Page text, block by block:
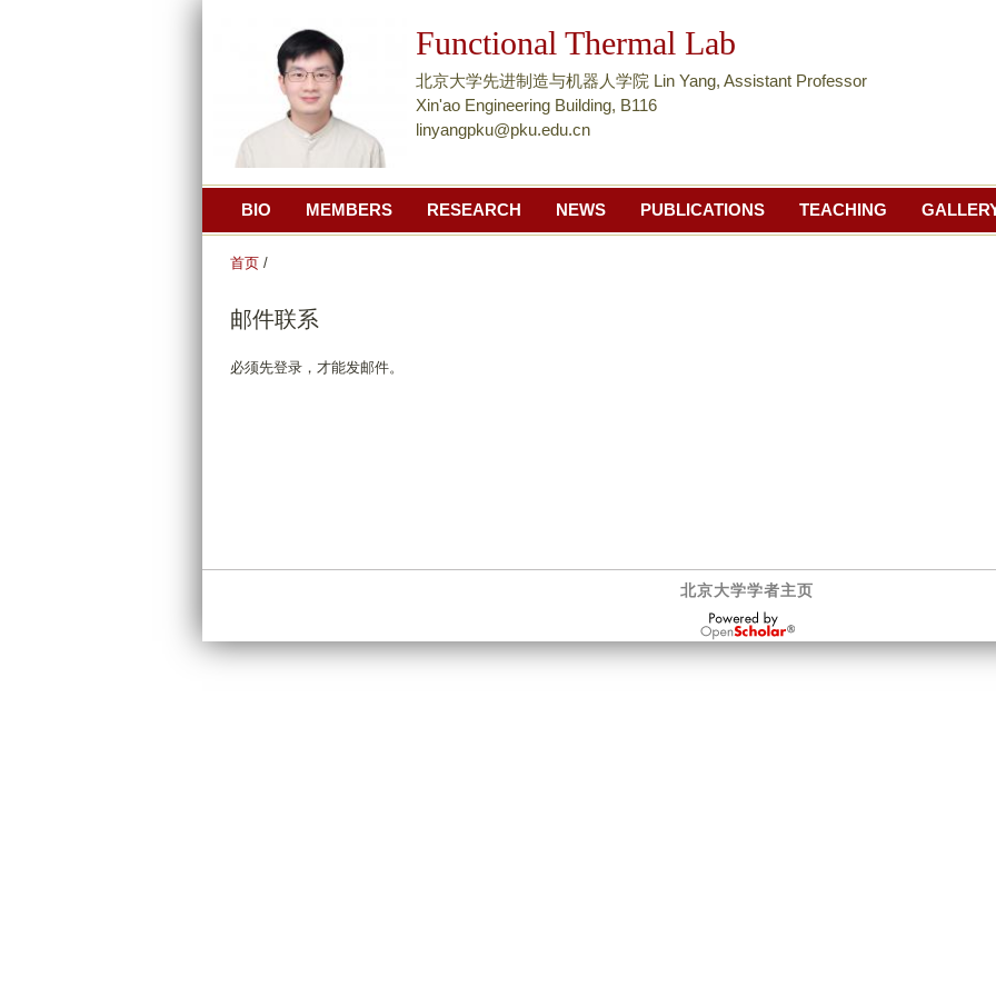
转
到
主
要
Functional Thermal Lab
北京大学先进制造与机器人学院 Lin Yang, Assistant Professor
Xin'ao Engineering Building, B116
linyangpku@pku.edu.cn
BIO MEMBERS RESEARCH NEWS PUBLICATIONS TEACHING
首页 /
邮件联系
必须先登录，才能发邮件。
北京大学学者主页
OpenScholar